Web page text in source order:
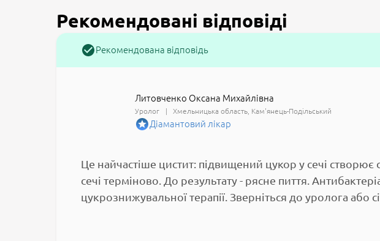
Рекомендовані відповіді
Рекомендована відповідь
Литовченко Оксана Михайлівна
Уролог Хмельницька область Кам'янець-Подільський
Діамантовий лікар
Це найчастіше цистит: підвищений цукор у сечі
сечі терміново. До результату - рясне пиття.
цукрознижувальної терапії. Зверніться до уролога або